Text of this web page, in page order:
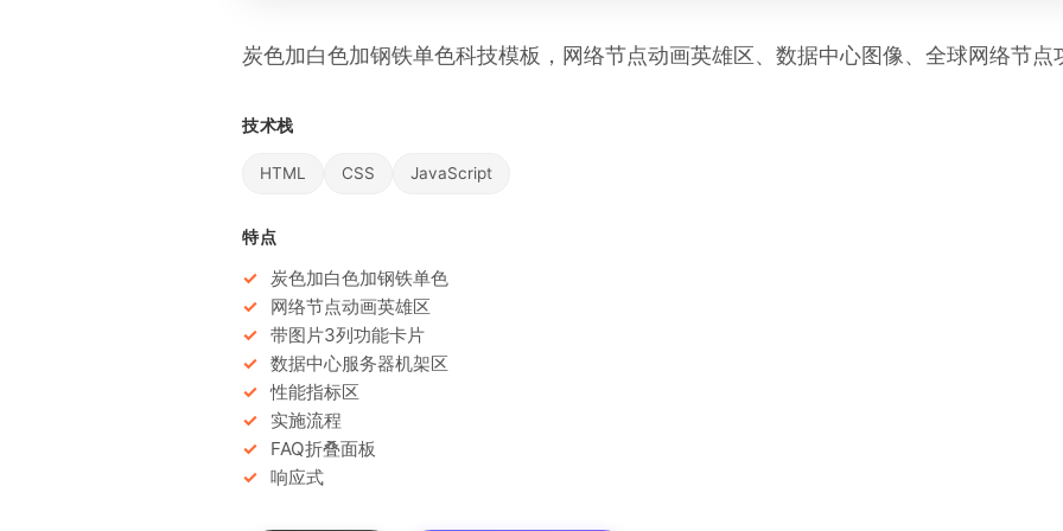
炭色加白色加钢铁单色科技模板，网络节点动画英雄区、数据中心图像、全球网络节点
技术栈
HTML CSS JavaScript
特点
炭色加白色加钢铁单色
网络节点动画英雄区
带图片3列功能卡片
数据中心服务器机架区
性能指标区
实施流程
FAQ折叠面板
响应式